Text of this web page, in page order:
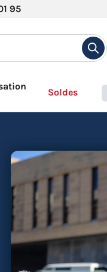
95
Soldes